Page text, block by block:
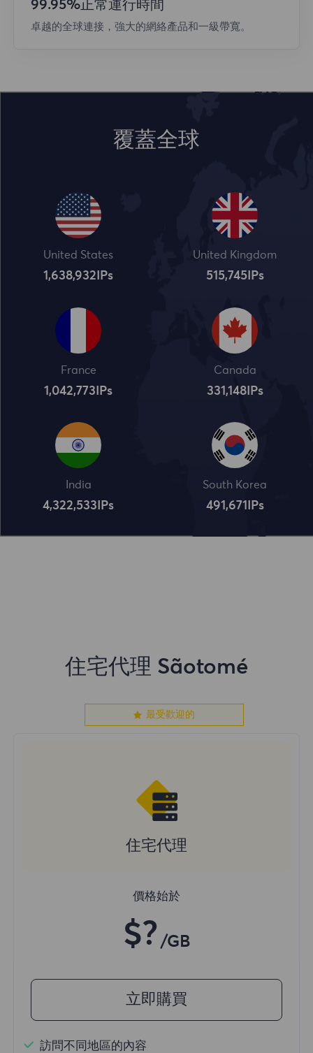
99.95%正常運行時間
卓越的全球連接，強大的網絡產品和一級帶寬。
覆蓋全球
United States
1,638,932 IPs
United Kingdom
515,745IPs
France
1,042,773 IPs
Canada
331,148IPs
India
4,322,534 IPs
South Korea
491,672 IPs
住宅代理 Sãotomé
最受歡迎的
住宅代理
價格始於
$? /GB
立即購買
訪問不同地區的內容